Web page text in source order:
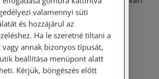
törvény felsorolja az ö...
ügyfélszolgálatunk telefonon
időpontegyeztetés után,
érhető el.
1087 Budapest, Hungária körút
emelet. Pontos megközelítési
a Kapcsolat – Elérhetőségeink
valamennyi süti
és hozzájárul az
Ha le szeretné tiltani a
annak bizonyos típusát,
beállítása menüpont alatt
Kérjük, böngészés előtt